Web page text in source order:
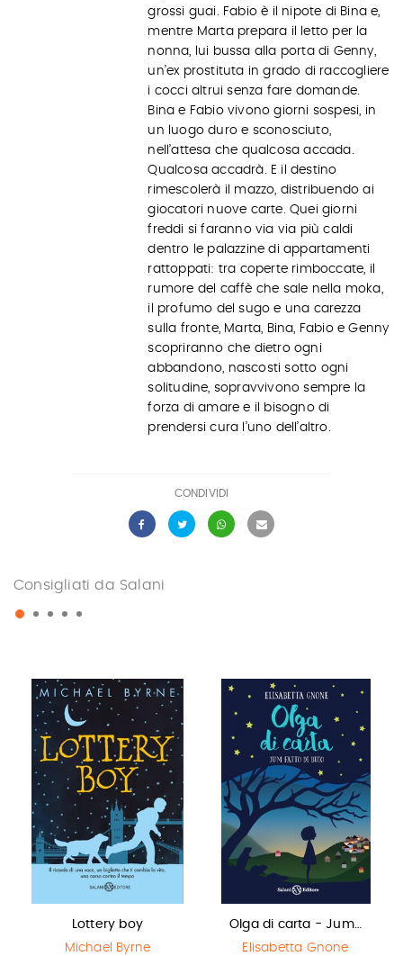
grossi guai. Fabio è il nipote di Bina e,
mentre Marta prepara il letto per la
nonna, lui bussa alla porta di Genny,
un’ex prostituta in grado di raccogliere
i cocci altrui senza fare domande.
Bina e Fabio vivono giorni sospesi, in
un luogo duro e sconosciuto,
nell’attesa che qualcosa accada.
Qualcosa accadrà. E il destino
rimescolerà il mazzo, distribuendo ai
giocatori nuove carte. Quei giorni
freddi si faranno via via più caldi
dentro le palazzine di appartamenti
rattoppati: tra coperte rimboccate, il
rumore del caffè che sale nella moka,
il profumo del sugo e una carezza
sulla fronte, Marta, Bina, Fabio e Genny
scopriranno che dietro ogni
abbandono, nascosti sotto ogni
solitudine, sopravvivono sempre la
forza di amare e il bisogno di
prendersi cura l’uno dell’altro.
CONDIVIDI
Consigliati da Salani
Lottery boy
Michael Byrne
Olga di carta - Jum…
Elisabetta Gnone